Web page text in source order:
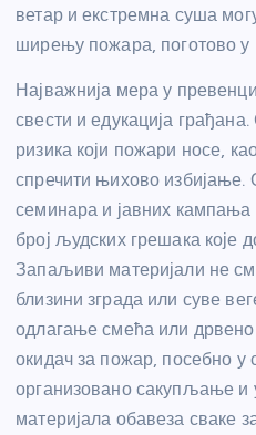
ветар и екстремна суша
ширењу пожара, поготово
Најважнија мера у
свести и едукација
ризика који пожари носе,
спречити њихово избијање.
семинара и јавних
број људских грешака које
Запаљиви материјали не
близини зграда или суве
одлагање смећа или
окидач за пожар, посебно у
организовано сакупљање
материјала обавеза сваке